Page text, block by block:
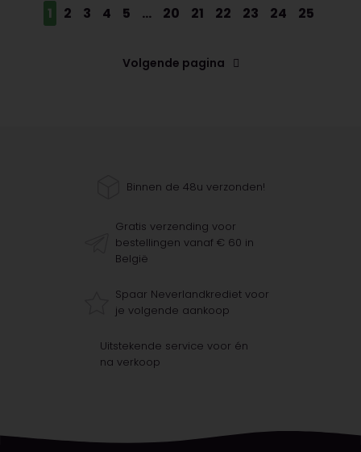
1 2 3 4 5 ... 20 21 22 23 24 25
Volgende pagina
Binnen de 48u verzonden!
Gratis verzending voor
bestellingen vanaf € 60 in
België
Spaar Neverlandkrediet voor
je volgende aankoop
Uitstekende service voor én
na verkoop